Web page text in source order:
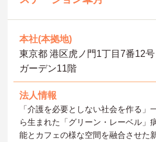
本社(本拠地)
東京都 港区虎ノ門1丁目7番12
ガーデン11階
法人情報
「介護を必要としない社会を作る」
ら生まれた「グリーン・レーベル」
能とカフェの様な空間を融合させた